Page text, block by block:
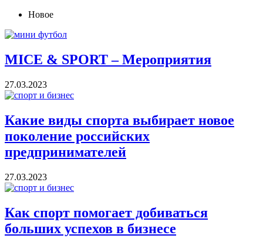
Новое
MICE & SPORT – Мероприятия
27.03.2023
Какие виды спорта выбирает новое
поколение российских
предпринимателей
27.03.2023
Как спорт помогает добиваться
больших успехов в бизнесе